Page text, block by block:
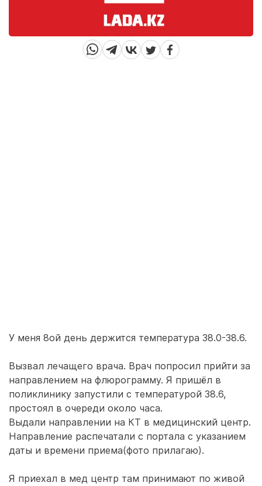
У меня 8ой день держится температура 38.0-38.6.
Вызвал лечащего врача. Врач попросил прийти за
направлением на флюрограмму. Я пришёл в
поликлинику запустили с температурой 38.6,
простоял в очереди около часа.
Выдали направлении на КТ в медицинский центр.
Направление распечатали с портала с указанием
даты и времени приема(фото прилагаю).
Я приехал в мед центр там принимают по живой